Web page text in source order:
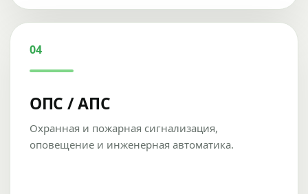
04
ОПС / АПС
Охранная и пожарная сигнализация,
оповещение и инженерная автоматика.